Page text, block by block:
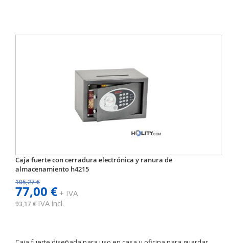
Caja fuerte con cerradura electrónica y ranura de
almacenamiento h4215
105,27 €
77,00 €+ IVA
93,17 € IVA incl.